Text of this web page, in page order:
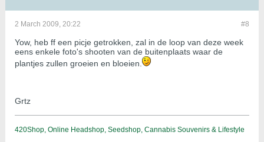
#8
2 March 2009, 20:22
Yow, heb ff een picje getrokken, zal in de loop van deze week
eens enkele foto's shooten van de buitenplaats waar de
plantjes zullen groeien en bloeien.
Grtz
420Shop, Online Headshop, Seedshop, Cannabis Souvenirs & Lifestyle